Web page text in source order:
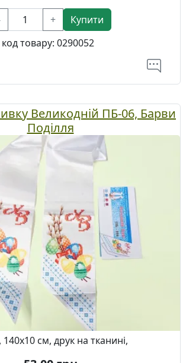
+
Купити
код товару: 0290052
Великодній ПБ-06, Барви
Поділля
140х10 см, друк на тканині,